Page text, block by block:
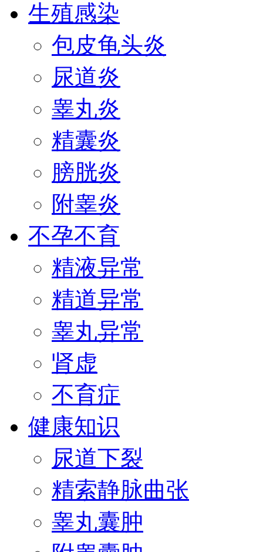
生殖感染
包皮龟头炎
尿道炎
睾丸炎
精囊炎
膀胱炎
附睾炎
不孕不育
精液异常
精道异常
睾丸异常
肾虚
不育症
健康知识
尿道下裂
精索静脉曲张
睾丸囊肿